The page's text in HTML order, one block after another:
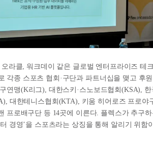
오라클, 워크데이 같은 글로벌 엔터프라이즈 테
각종 스포츠 협회·구단과 파트너십을 맺고 후원
연맹(K리그), 대한스키·스노보드협회(KSA), 한
대한테니스협회(KTA), 키움 히어로즈 프로야
프로배구단 등 14곳에 이른다. 플렉스가 추구
터 경영’을 스포츠라는 상징을 통해 알리기 위함